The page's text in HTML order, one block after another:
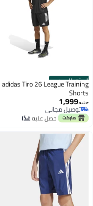
الستور الرسمي
adidas Tiro 26 League Training
Shorts
جنيه1,999
توصيل مجاني
توصيل مجانياحصل عليهغدًا